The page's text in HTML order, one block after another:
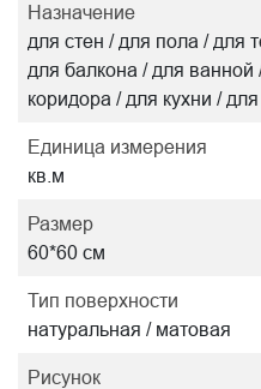
Назначение
для стен / для пола / для
для балкона / для ванной
коридора / для кухни /
Единица измерения
кв.м
Размер
60*60 см
Тип поверхности
натуральная / матовая
Рисунок